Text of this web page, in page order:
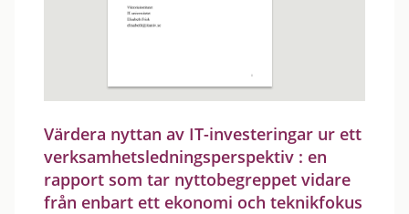
Värdera nyttan av IT-investeringar ur ett
verksamhetsledningsperspektiv : en
rapport som tar nyttobegreppet vidare
från enbart ett ekonomi och teknikfokus